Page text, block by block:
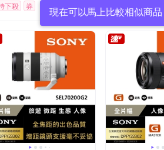
下殺 券 現在可以馬上比較相似商品